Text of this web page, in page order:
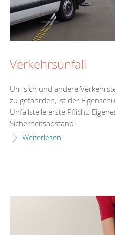
Verkehrsunfall
Um sich und andere
zu gefährden, ist der
Unfallstelle erste Pflicht:
Sicherheitsabstand...
Weiterlesen